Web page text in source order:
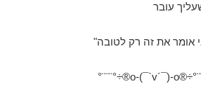
עובר
אומר את זה רק לטובה"